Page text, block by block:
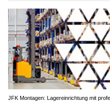
JFK Montagen: Lagereinrichtung mit